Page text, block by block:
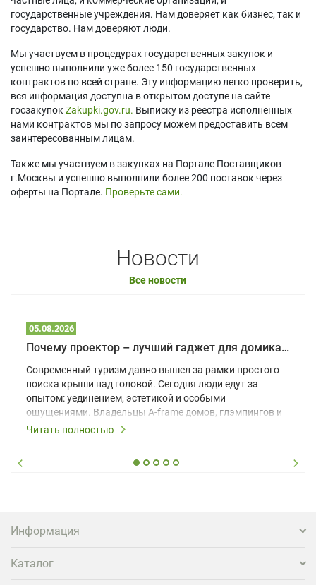
государственные учреждения. Нам доверяет как бизнес, так и
государство. Нам доверяют люди.
Мы участвуем в процедурах государственных закупок и
успешно выполнили уже более 150 государственных
контрактов по всей стране. Эту информацию легко проверить,
вся информация доступна в открытом доступе на сайте
госзакупок Zakupki.gov.ru. Выписку из реестра исполненных
нами контрактов мы по запросу можем предоставить всем
заинтересованным лицам.
Также мы участвуем в закупках на Портале Поставщиков
г.Москвы и успешно выполнили более 200 поставок через
оферты на Портале. Проверьте сами.
Новости
Все новости
05.08.2026
Почему проектор – лучший гаджет для домика в глэмпинге
Современный туризм давно вышел за рамки простого
поиска крыши над головой. Сегодня люди едут за
опытом: уединением, эстетикой и особыми
ощущениями. Владельцы A-frame домов, глэмпингов и
шале понимают, что конкуренция растет, и
вернуться и поделиться впечатлениями в соцсетях,
проектора.
Читать полностью
Информация
Каталог